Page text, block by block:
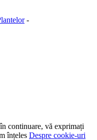
-
continuare, vă exprimați
înțeles Despre cookie-uri